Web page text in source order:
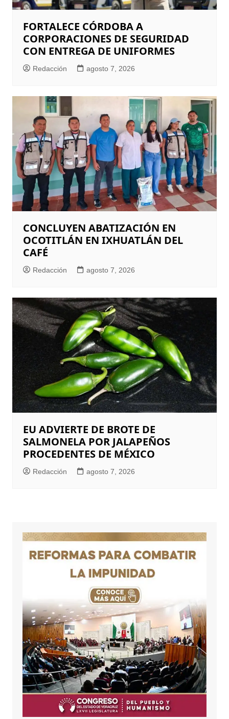
FORTALECE CÓRDOBA A
CORPORACIONES DE SEGURIDAD
CON ENTREGA DE UNIFORMES
Redacción agosto 7, 2026
CONCLUYEN ABATIZACIÓN EN
OCOTITLÁN EN IXHUATLÁN DEL
CAFÉ
Redacción agosto 7, 2026
EU ADVIERTE DE BROTE DE
SALMONELA POR JALAPEÑOS
PROCEDENTES DE MÉXICO
Redacción agosto 7, 2026